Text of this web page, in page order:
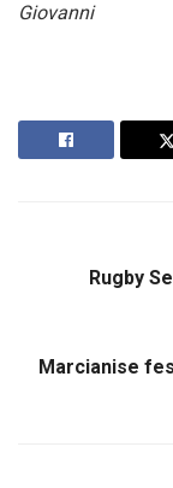
Giovanni
Rugby
Marcianise